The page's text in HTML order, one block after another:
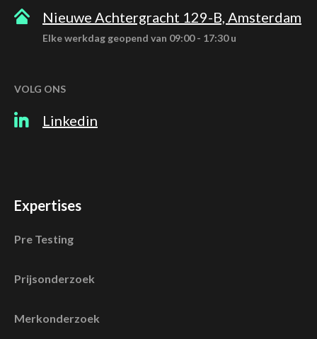
Nieuwe Achtergracht 129-B, Amsterdam
Elke werkdag geopend van 09:00 - 17:30 u
VOLG ONS
Linkedin
Expertises
Pre Testing
Prijsonderzoek
Merkonderzoek